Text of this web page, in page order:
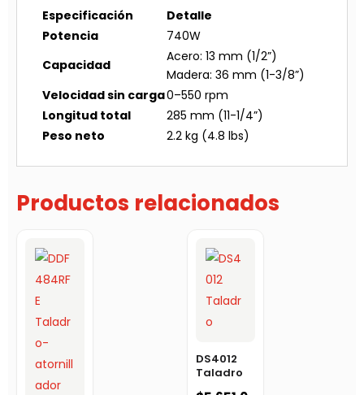
Especificación
Detalle
Potencia
740W
Capacidad
Acero: 13 mm (1/2”)
Madera: 36 mm (1-3/8”)
Velocidad sin carga0–550 rpm
Longitud total
285 mm (11-1/4”)
Peso neto
2.2 kg (4.8 lbs)
Productos relacionados
DS4012
Taladro